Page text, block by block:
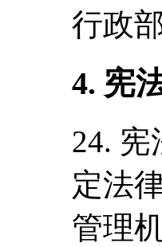
行政
4. 宪
24.
定法
管理